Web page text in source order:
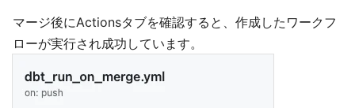
マージ後にActionsタブを確認すると、作成したワークフ
ローが実行され成功しています。